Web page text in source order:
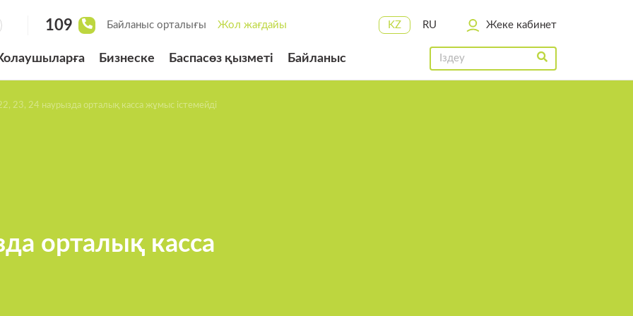
109 Байланыс орталығы Жол жағдайы KZ RU Жеке кабинет
Бизнеске Баспасөз қызметі Байланыс
23, 24 наурызда орталық касса жұмыс істемейді
орталық касса
велосипед
«BUS LANE»